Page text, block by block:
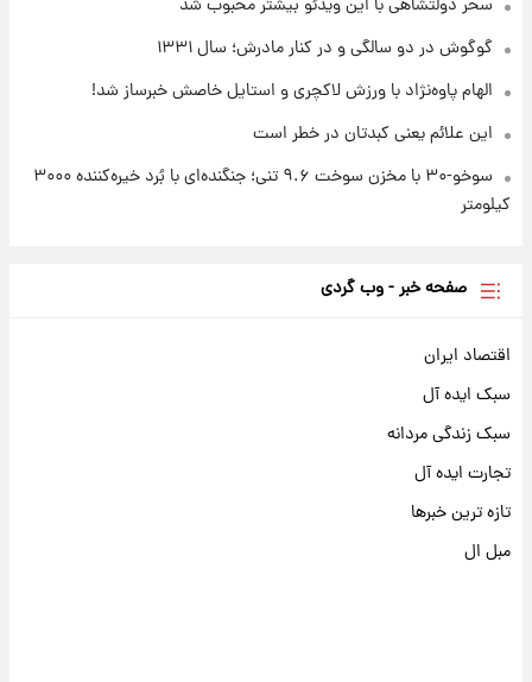
سحر دولتشاهی با این ویدئو بیشتر محبوب شد
گوگوش در دو سالگی و در کنار مادرش؛ سال ۱۳۳۱
الهام پاوه‌نژاد با ورزش لاکچری و استایل خاصش خبرساز شد!
این علائم یعنی کبدتان در خطر است
سوخو-۳۰ با مخزن سوخت ۹.۶ تنی؛ جنگنده‌ای با بُرد خیره‌کننده ۳۰۰۰
کیلومتر
صفحه خبر - وب گردی
اقتصاد ایران
سبک ایده آل
سبک زندگی مردانه
تجارت ایده آل
تازه ترین خبرها
مبل ال